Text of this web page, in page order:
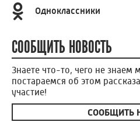
Одноклассники
СООБЩИТЬ НОВОСТЬ
Знаете что-то, чего не
постараемся об этом
участие!
СООБЩИТЬ